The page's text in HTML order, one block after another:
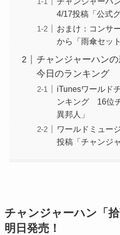
4/17投稿「公式
おまけ：コンサ
から「雨傘セッ
チャンジャーハンの
今日のランキング
iTunesワールド
ンキング 16位
異邦人」
ワールドミュー
投稿「チャンジ
チャンジャーハン「
明日発売！